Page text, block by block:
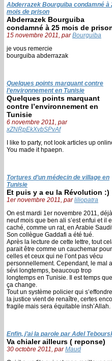
Abderrazek Bourguiba condamné à
mois de prison
Abderrazek Bourguiba
condamné à 25 mois de
15 novembre 2011, parBourguiba
je vous remercie
bourguiba abderrazak
Quelques points marquant contre
l’environnement en Tunisie
Quelques points marquant
contre l’environnement en
Tunisie
6 novembre 2011, par
xZNRpEkXvbSPvAf
I like to party, not look articles up
You made it hpaepn.
Tortures d’un médecin de village en
Tunisie
Et puis y a eu la Révolution :)
1er novembre 2011, parliliopatra
On est mardi 1er novembre 2011, déjà
neuf mois que ben ali s’est enfui et il
caché, comme un rat, en Arabie
Son collègue Gaddafi a été tué.
Après la lecture de cette lettre, tout
parait être comme un cauchemar pour
celles et ceux qui ne l’ont pas vécu
personnellement. Cependant, le mal a
sévi longtemps, beaucoup trop
longtemps en Tunisie. Il est temps que
ça change.
Tout un système policier qui
la justice vient de renaître, certes
fragile mais sera équitable insh’Allah.
Enfin, j’ai la parole par Adel
Va chialer ailleurs ( reponse)
30 octobre 2011, parMaud